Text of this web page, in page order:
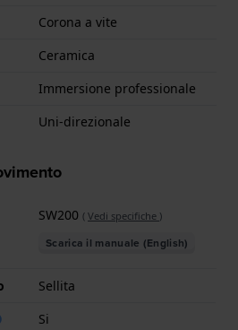
Corona a vite
Ceramica
Immersione professionale
Uni-direzionale
SW200 ( Vedi specifiche )
Scarica il manuale (English)
Sellita
Si